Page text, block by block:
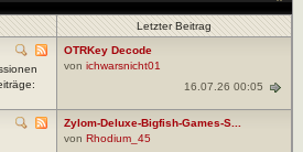
Letzter Beitrag
OTRKey Decode
von ichwarsnicht01
16.07.26 00:05
Zylom-Deluxe-Bigfish-Games-S...
von Rhodium_45